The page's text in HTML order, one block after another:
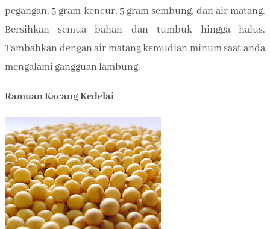
pegangan, 5 gram kencur, 5 gram sembung, dan air matang.
Bersihkan semua bahan dan tumbuk hingga halus.
Tambahkan dengan air matang kemudian minum saat anda
mengalami gangguan lambung.
Ramuan Kacang Kedelai